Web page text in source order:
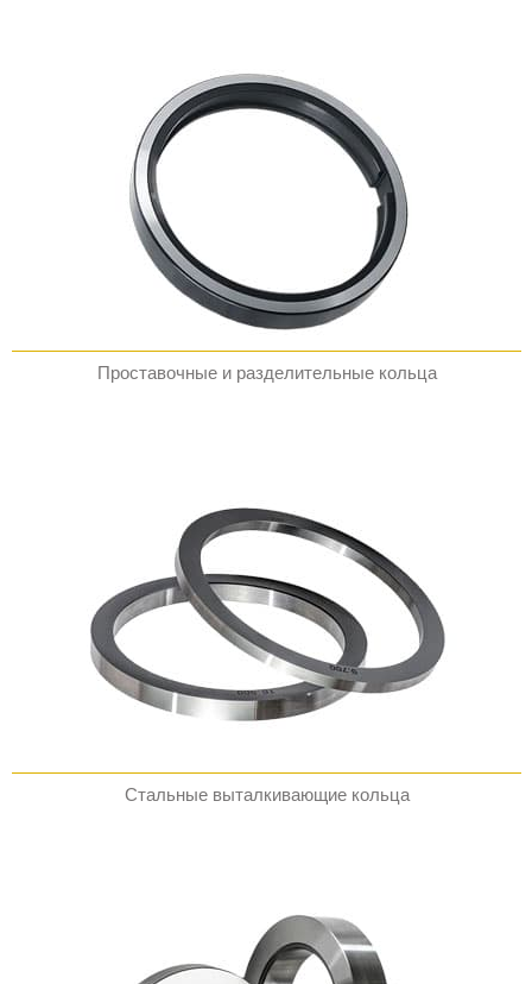
Проставочные и разделительные кольца
Стальные выталкивающие кольца